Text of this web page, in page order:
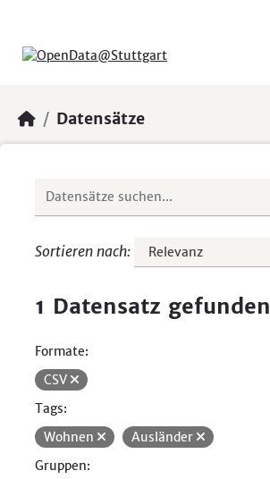
Datensätze
Sortieren nach
1 Datensatz gefunden
Formate:
CSV
Tags:
Wohnen
Ausländer
Gruppen: